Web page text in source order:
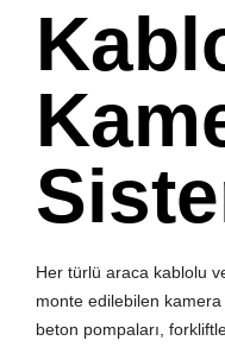
Her türlü araca kablolu
monte edilebilen kamera
beton pompaları,